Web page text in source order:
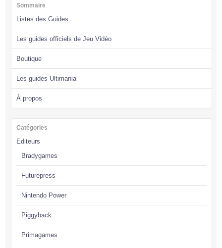
Sommaire
Listes des Guides
Les guides officiels de Jeu Vidéo
Boutique
Les guides Ultimania
À propos
Catégories
Editeurs
Bradygames
Futurepress
Nintendo Power
Piggyback
Primagames